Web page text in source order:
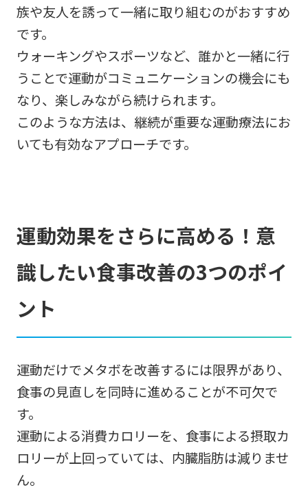
族や友人を誘って一緒に取り組むのがおすすめ
です。
ウォーキングやスポーツなど、誰かと一緒に行
うことで運動がコミュニケーションの機会にも
なり、楽しみながら続けられます。
このような方法は、継続が重要な運動療法にお
いても有効なアプローチです。
運動効果をさらに高める！意
識したい食事改善の3つのポイ
ント
運動だけでメタボを改善するには限界があり、
食事の見直しを同時に進めることが不可欠で
す。
運動による消費カロリーを、食事による摂取カ
ロリーが上回っていては、内臓脂肪は減りませ
ん。